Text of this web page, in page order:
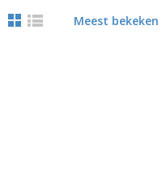
Meest bekeken